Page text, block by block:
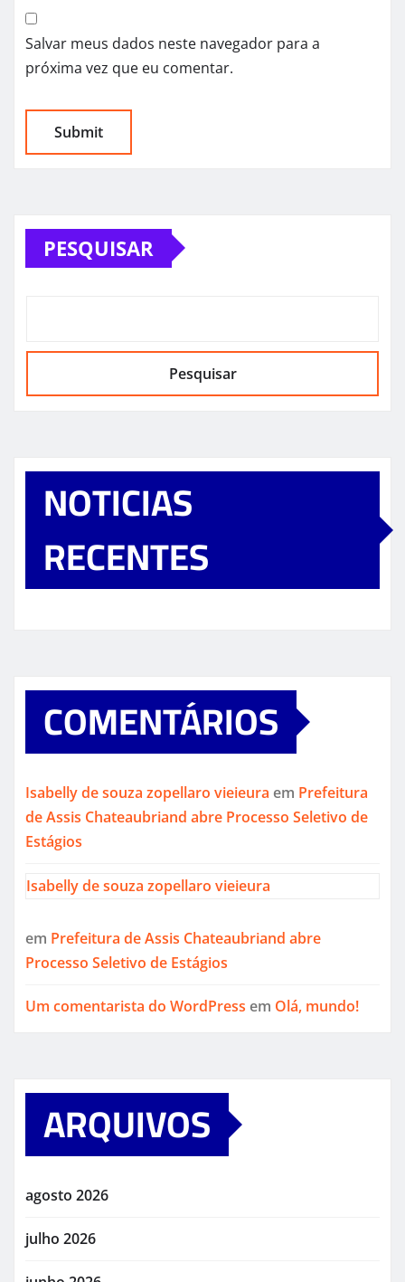
Salvar meus dados neste navegador para a
próxima vez que eu comentar.
PESQUISAR
Pesquisar
NOTICIAS
RECENTES
COMENTÁRIOS
Isabelly de souza zopellaro vieieura em Prefeitura
de Assis Chateaubriand abre Processo Seletivo de
Estágios
Isabelly de souza zopellaro vieieura
em Prefeitura de Assis Chateaubriand abre
Processo Seletivo de Estágios
Um comentarista do WordPress em Olá, mundo!
ARQUIVOS
agosto 2026
julho 2026